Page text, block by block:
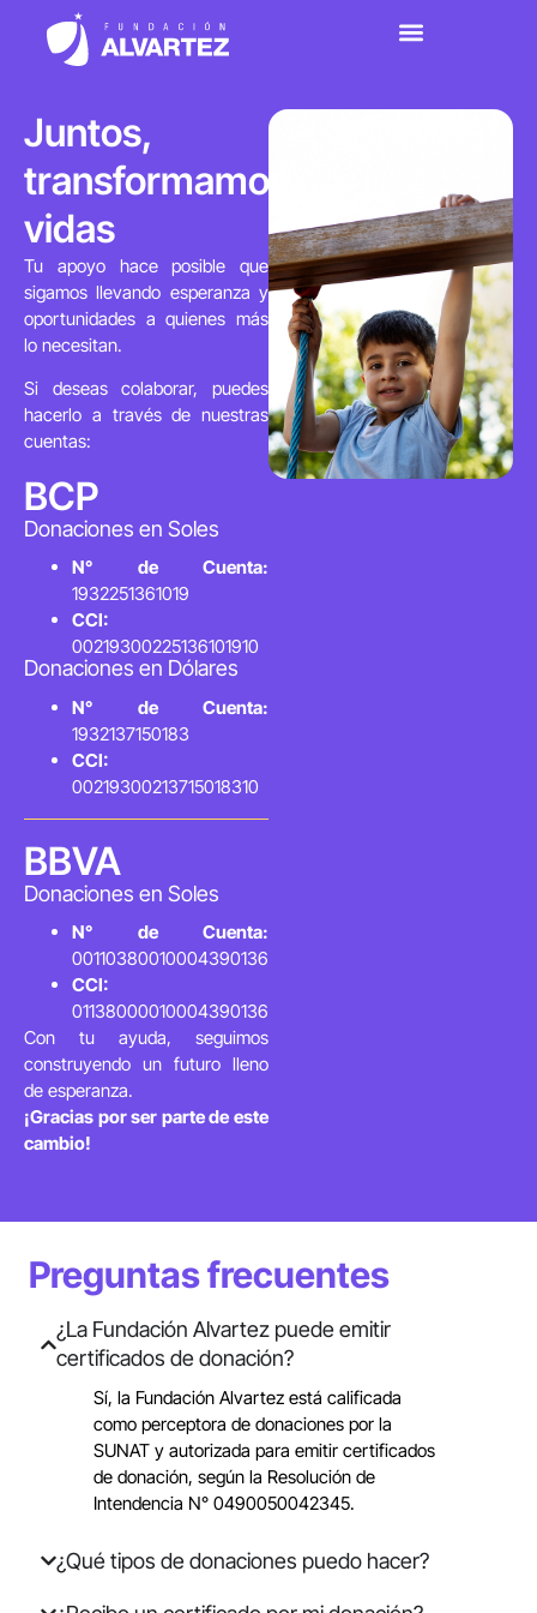
Juntos,
transformamos
vidas
Tu apoyo hace posible que
sigamos llevando esperanza y
oportunidades a quienes más
lo necesitan.
Si deseas colaborar, puedes
hacerlo a través de nuestras
cuentas:
BCP
Donaciones en Soles
N° de Cuenta:
1932251361019
CCI:
00219300225136101910
Donaciones en Dólares
N° de Cuenta:
1932137150183
CCI:
00219300213715018310
BBVA
Donaciones en Soles
N° de Cuenta:
00110380010004390136
CCI:
01138000010004390136
Con tu ayuda, seguimos
construyendo un futuro lleno
de esperanza.
¡Gracias por ser parte de este
cambio!
Preguntas frecuentes
¿La Fundación Alvartez puede emitir
certificados de donación?
Sí, la Fundación Alvartez está calificada
como perceptora de donaciones por la
SUNAT y autorizada para emitir certificados
de donación, según la Resolución de
Intendencia N° 0490050042345.
¿Qué tipos de donaciones puedo hacer?